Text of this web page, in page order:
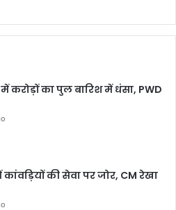
करोड़ों का पुल बारिश में धंसा, PWD
कांवड़ियों की सेवा पर जोर, CM रेखा